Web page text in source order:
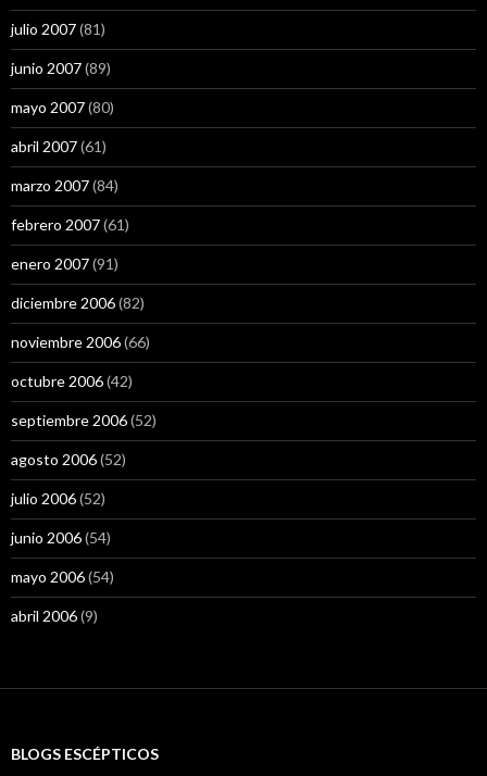
julio 2007(81)
junio 2007(89)
mayo 2007(80)
abril 2007(61)
marzo 2007(84)
febrero 2007(61)
enero 2007(91)
diciembre 2006(82)
noviembre 2006(66)
octubre 2006(42)
septiembre 2006(52)
agosto 2006(52)
julio 2006(52)
junio 2006(54)
mayo 2006(54)
abril 2006(9)
BLOGS ESCÉPTICOS